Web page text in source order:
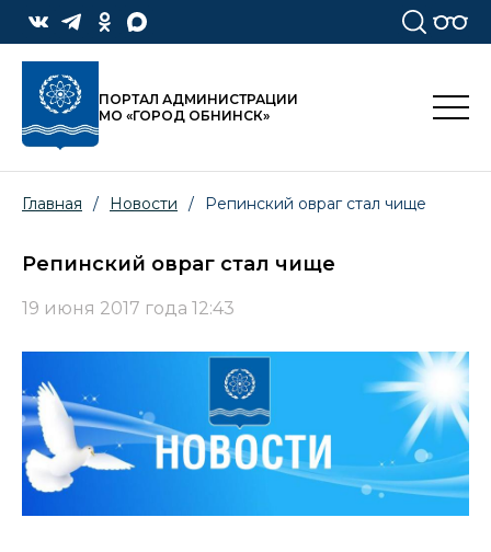
ПОРТАЛ АДМИНИСТРАЦИИ
МО «ГОРОД ОБНИНСК»
Главная / Новости / Репинский овраг стал чище
Репинский овраг стал чище
19 июня 2017 года 12:43